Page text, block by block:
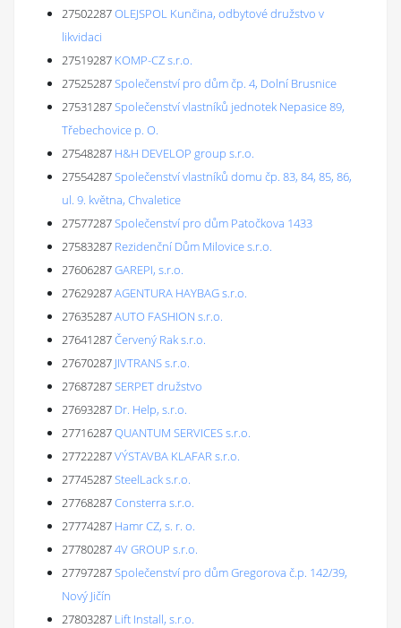
27502287OLEJSPOL Kunčina, odbytové družstvo v
likvidaci
27519287 KOMP-CZ s.r.o.
27525287Společenství pro dům čp. 4, Dolní Brusnice
27531287Společenství vlastníků jednotek Nepasice 89,
Třebechovice p. O.
27548287 H&H DEVELOP group s.r.o.
27554287Společenství vlastníků domu čp. 83, 84, 85, 86,
ul. 9. května, Chvaletice
27577287Společenství pro dům Patočkova 1433
27583287 Rezidenční Dům Milovice s.r.o.
27606287GAREPI, s.r.o.
27629287AGENTURA HAYBAG s.r.o.
27635287AUTO FASHION s.r.o.
27641287Červený Rak s.r.o.
27670287 JIVTRANS s.r.o.
27687287SERPET družstvo
27693287 Dr. Help, s.r.o.
27716287QUANTUM SERVICES s.r.o.
27722287VÝSTAVBA KLAFAR s.r.o.
27745287SteelLack s.r.o.
27768287Consterra s.r.o.
27774287 Hamr CZ, s. r. o.
277802874V GROUP s.r.o.
27797287Společenství pro dům Gregorova č.p. 142/39,
Nový Jičín
27803287 Lift Install, s.r.o.